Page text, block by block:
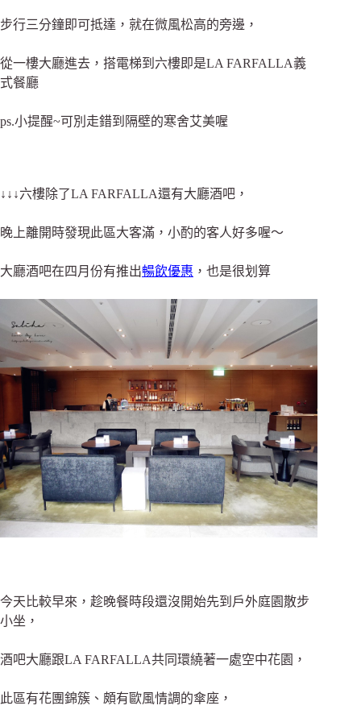
步行三分鐘即可抵達，就在微風松高的旁邊，
從一樓大廳進去，搭電梯到六樓即是LA FARFALLA義
式餐廳
ps.小提醒~可別走錯到隔壁的寒舍艾美喔
↓↓↓六樓除了LA FARFALLA還有大廳酒吧，
晚上離開時發現此區大客滿，小酌的客人好多喔～
大廳酒吧在四月份有推出暢飲優惠 ，也是很划算
今天比較早來， 趁晚餐時段還沒開始先到戶外庭園散步
小坐，
酒吧大廳跟LA FARFALLA共同環繞著一處空中花園，
此區有花團錦簇、頗有歐風情調的傘座，